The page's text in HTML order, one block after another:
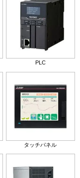
PLC
タッチパネル